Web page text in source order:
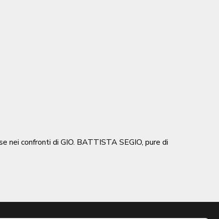
nei confronti di GIO. BATTISTA SEGIO, pure di